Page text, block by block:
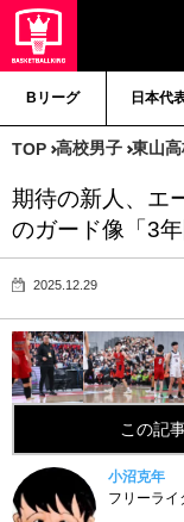
Bリーグ 日本代
TOP 高校男子 東山
期待の新人、エ
のガード像「3
2025.12.29
この記
小沼克年
フリーライ